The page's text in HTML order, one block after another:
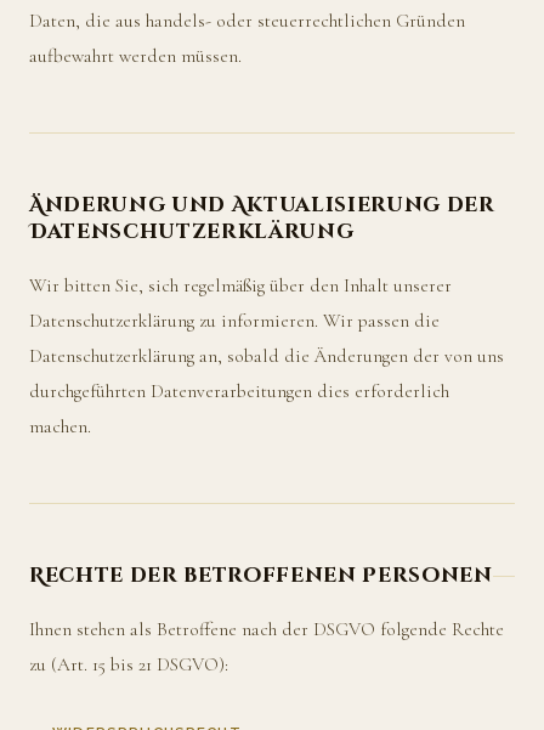
Daten, die aus handels- oder steuerrechtlichen Gründen
aufbewahrt werden müssen.
Änderung und Aktualisierung der
Datenschutzerklärung
Wir bitten Sie, sich regelmäßig über den Inhalt unserer
Datenschutzerklärung zu informieren. Wir passen die
Datenschutzerklärung an, sobald die Änderungen der von uns
durchgeführten Datenverarbeitungen dies erforderlich
machen.
Rechte der betroffenen Personen
Ihnen stehen als Betroffene nach der DSGVO folgende Rechte
zu (Art. 15 bis 21 DSGVO):